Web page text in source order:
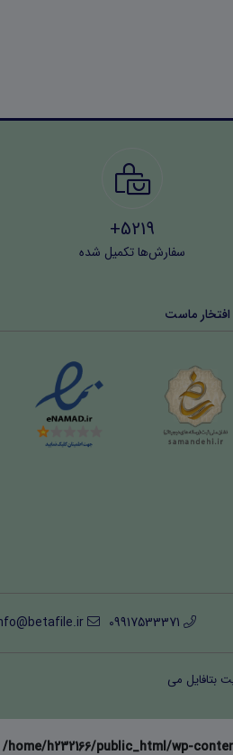
5219+
سفارش‌ها تکمیل شده
افتخار ماست
09917533371
بتافایل می
/home/h232166/public_html/wp-